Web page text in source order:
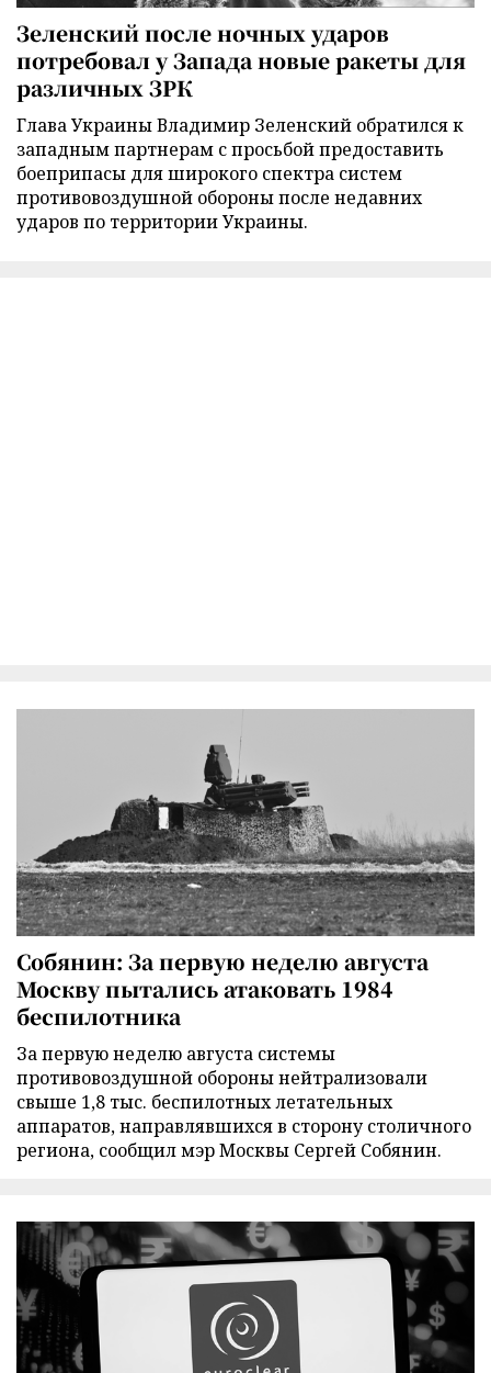
Зеленский после ночных ударов
потребовал у Запада новые ракеты для
различных ЗРК
Глава Украины Владимир Зеленский обратился к
западным партнерам с просьбой предоставить
боеприпасы для широкого спектра систем
противовоздушной обороны после недавних
ударов по территории Украины.
Собянин: За первую неделю августа
Москву пытались атаковать 1984
беспилотника
За первую неделю августа системы
противовоздушной обороны нейтрализовали
свыше 1,8 тыс. беспилотных летательных
аппаратов, направлявшихся в сторону столичного
региона, сообщил мэр Москвы Сергей Собянин.